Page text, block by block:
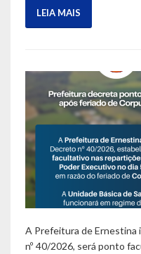
LEIA MAIS
A Prefeitura de Ernestina
nº 40/2026, será ponto